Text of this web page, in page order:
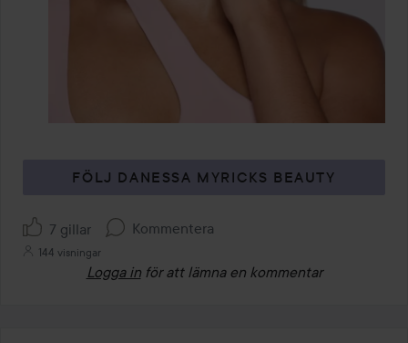
FÖLJ DANESSA MYRICKS BEAUTY
7 gillar Kommentera
144 visningar
Logga in för att lämna en kommentar